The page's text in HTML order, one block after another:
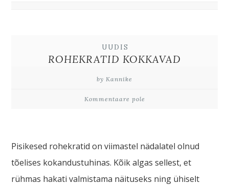
UUDIS
ROHEKRATID KOKKAVAD
by Kannike
Kommentaare pole
Pisikesed rohekratid on viimastel nädalatel olnud
tõelises kokandustuhinas. Kõik algas sellest, et
rühmas hakati valmistama näituseks ning ühiselt